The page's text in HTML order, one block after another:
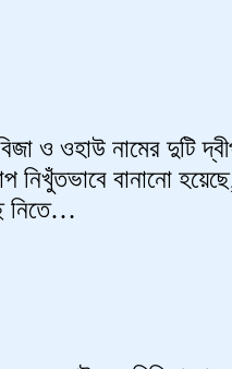
ও ওহাউ নামের দুটি
নিখুঁতভাবে বানানো
নিতে…